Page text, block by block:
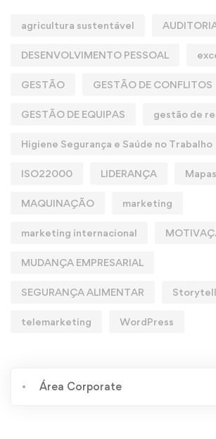
agricultura sustentável
DESENVOLVIMENTO PESSOAL
GESTÃO GESTÃO DE CONFLITOS
GESTÃO DE EQUIPAS gestão de
Higiene Segurança e Saúde no Trabalho
ISO22000 LIDERANÇA
MAQUINAÇÃO marketing
marketing internacional
MUDANÇA EMPRESARIAL
SEGURANÇA ALIMENTAR
telemarketing WordPress
Área Corporate